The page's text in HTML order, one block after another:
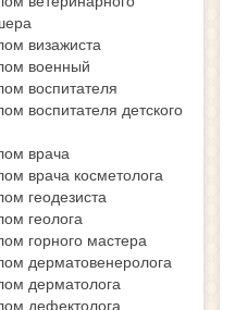
визажиста
военный
воспитателя
воспитателя детского
врача
врача косметолога
геодезиста
геолога
горного мастера
дерматовенеролога
дерматолога
дефектолога